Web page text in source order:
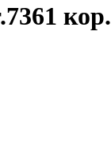
кор.